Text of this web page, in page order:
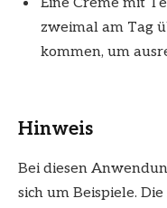
Eine Creme mit
zweimal am Tag
kommen, um
Hinweis
Bei diesen
sich um Beispiele.